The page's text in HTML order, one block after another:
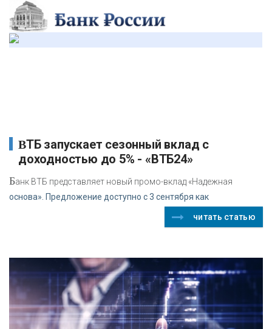
ВТБ запускает сезонный вклад с
доходностью до 5% - «ВТБ24»
Банк ВТБ представляет новый промо-вклад «Надежная
основа». Предложение доступно с 3 сентября как
читать статью